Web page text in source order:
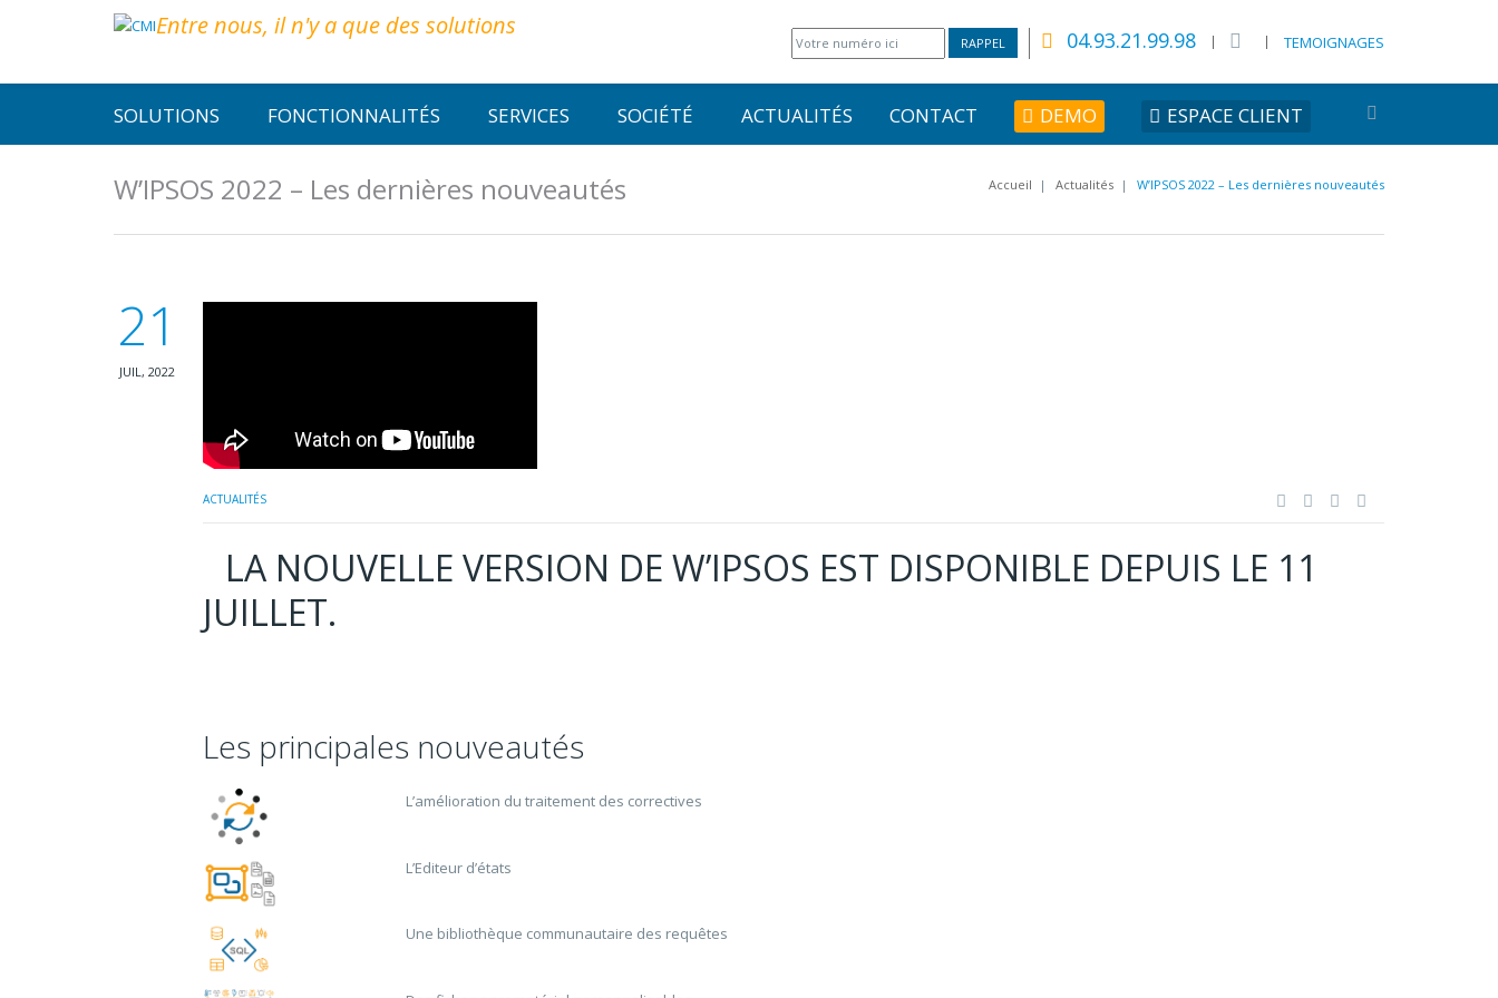
Entre nous, il n'y a que des solutions
RAPPEL 04.93.21.99.98 TEMOIGNAGES
SOLUTIONS FONCTIONNALITÉS SERVICES SOCIÉTÉ ACTUALITÉS CONTACT DEMO ESPACE CLIENT
W’IPSOS 2022 – Les dernières nouveautés Accueil | Actualités | W’IPSOS 2022 – Les dernières nouveautés
21
JUIL, 2022
ACTUALITÉS
LA NOUVELLE VERSION DE W’IPSOS EST DISPONIBLE DEPUIS LE 11
JUILLET.
Les principales nouveautés
L’amélioration du traitement des correctives
L’Editeur d’états
Une bibliothèque communautaire des requêtes